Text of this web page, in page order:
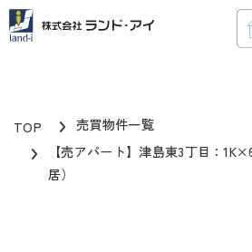
TOP
売買物件一覧
【売アパート】津島東3丁目：
居）